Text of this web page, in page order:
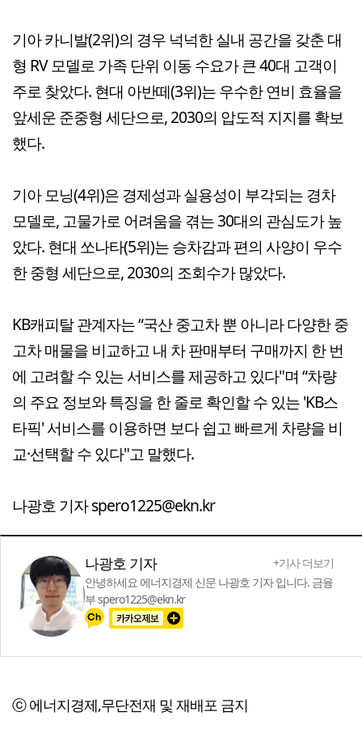
기아 카니발(2위)의 경우 넉넉한 실내 공간을 갖춘 대
형 RV 모델로 가족 단위 이동 수요가 큰 40대 고객이
주로 찾았다. 현대 아반떼(3위)는 우수한 연비 효율을
앞세운 준중형 세단으로, 2030의 압도적 지지를 확보
했다.
기아 모닝(4위)은 경제성과 실용성이 부각되는 경차
모델로, 고물가로 어려움을 겪는 30대의 관심도가 높
았다. 현대 쏘나타(5위)는 승차감과 편의 사양이 우수
한 중형 세단으로, 2030의 조회수가 많았다.
KB캐피탈 관계자는 “국산 중고차 뿐 아니라 다양한 중
고차 매물을 비교하고 내 차 판매부터 구매까지 한 번
에 고려할 수 있는 서비스를 제공하고 있다"며 “차량
의 주요 정보와 특징을 한 줄로 확인할 수 있는 'KB스
타픽' 서비스를 이용하면 보다 쉽고 빠르게 차량을 비
교·선택할 수 있다"고 말했다.
나광호 기자 spero1225@ekn.kr
나광호 기자
+기사 더보기
안녕하세요 에너지경제 신문 나광호 기자 입니다. 금융
부 spero1225@ekn.kr
ⓒ 에너지경제,무단전재 및 재배포 금지